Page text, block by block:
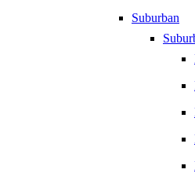
Suburban